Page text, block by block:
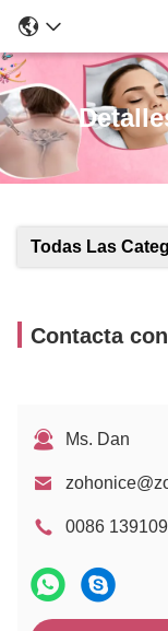
Todas Las
Contacta
Ms. Dan
0086